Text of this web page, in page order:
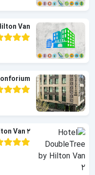
Van
Van 2